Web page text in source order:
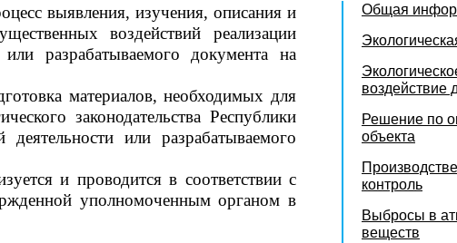
выявления, изучения, описания и
воздействий реализации
разрабатываемого документа на
материалов, необходимых для
законодательства Республики
или разрабатываемого
и проводится в соответствии с
уполномоченным органом в
Общая
воздействие
Решение по
объекта
контроль
Выбросы в
веществ